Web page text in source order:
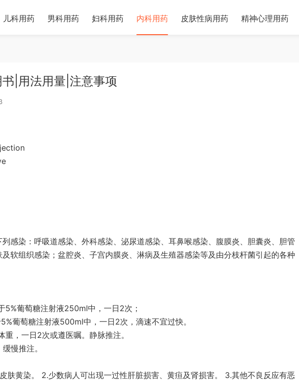
儿科用药 男科用药 妇科用药 内科用药 皮肤性病用药 精神心理用药
|用法用量|注意事项
感染：呼吸道感染、外科感染、泌尿道感染、耳鼻喉感染、腹膜炎、胆囊炎、胆管
软组织感染；盆腔炎、子宫内膜炎、淋病及生殖器感染等及由分枝杆菌引起的各种
葡萄糖注射液250ml中，一日2次；
葡萄糖注射液500ml中，一日2次，滴速不宜过快。
，一日2次或遵医嘱。静脉推注。
慢推注。
肤黄染。 2.少数病人可出现一过性肝脏损害、黄疸及肾损害。 3.其他不良反应有恶